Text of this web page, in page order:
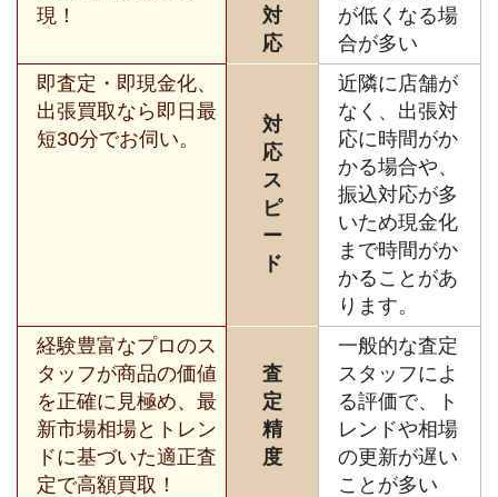
現！
対
応
が低くなる場
合が多い
即査定・即現金化、
出張買取なら即日最
短30分でお伺い。
対
応
ス
ピ
ー
ド
近隣に店舗が
なく、出張対
応に時間がか
かる場合や、
振込対応が多
いため現金化
まで時間がか
かることがあ
ります。
経験豊富なプロのス
タッフが商品の価値
を正確に見極め、最
新市場相場とトレン
ドに基づいた適正査
定で高額買取！
査
定
精
度
一般的な査定
スタッフによ
る評価で、ト
レンドや相場
の更新が遅い
ことが多い